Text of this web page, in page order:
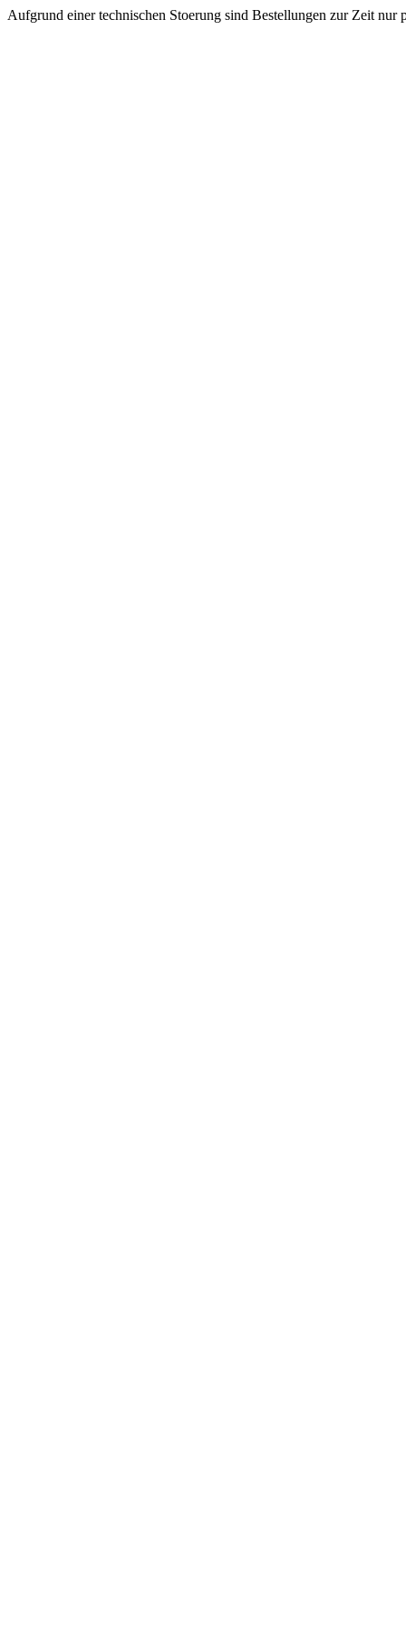
Aufgrund einer technischen Stoerung sind Bestellungen zur Zeit nur